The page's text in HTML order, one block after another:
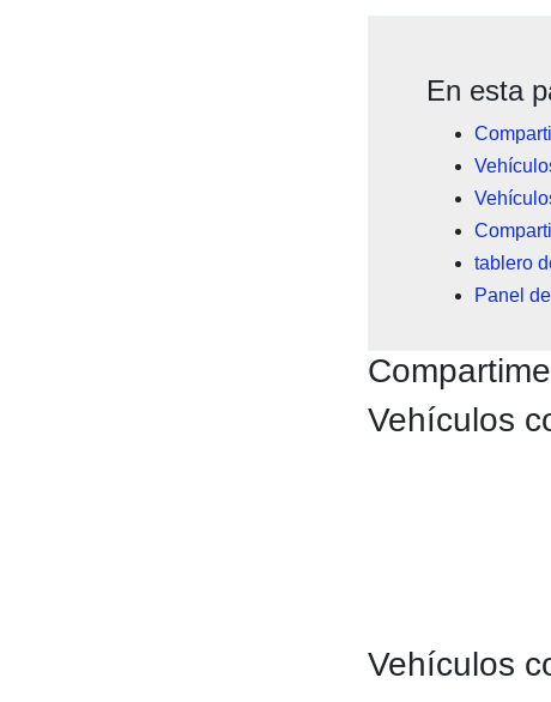
En esta
tablero
Panel
Vehículos
Vehículos